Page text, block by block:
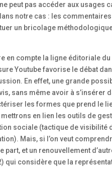
peut pas accéder aux usages
notre cas : les
un bricolage
en compte la ligne éditoriale
Youtube favorise le débat
En effet, une grande
sans même avoir à
les formes que prend le
mettrons en lien les outils de
sociale (tactique de
Mais, si l’on veut
part, et un renouvellement
qui considère que la